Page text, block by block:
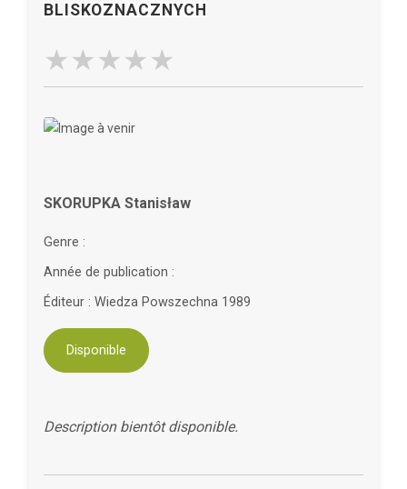
BLISKOZNACZNYCH
SKORUPKA Stanisław
Genre :
Année de publication :
Éditeur : Wiedza Powszechna 1989
Disponible
Description bientôt disponible.